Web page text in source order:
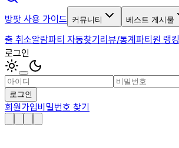
방팟 사용 가이드 커뮤니티 베스트 게시물
출 취소알람파티 자동찾기리뷰/통계파티원 랭킹
로그인
로그인
회원가입비밀번호 찾기